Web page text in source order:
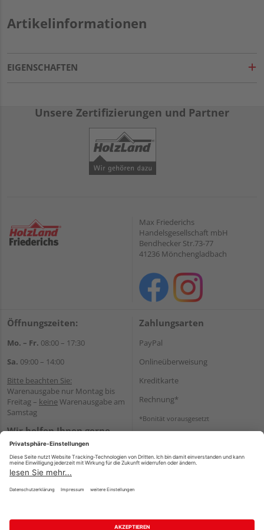
Artikelinformationen
EIGENSCHAFTEN
Unsere Zertifizierungen und Partner
Max Friederichs
Handelsgesellschaft mbH
Bendhecker Str.73-77
41236 Mönchengladbach
Öffnungszeiten:
Mo. – Fr. 08:00 – 17:30
Sa. 09:00 – 14:00
Bitte beachten Sie:
Warenausgabe nur Montag bis
Freitag – keineWarenausgabe am
Samstag
Wir helfen Ihnen gerne
weiter
Tel.:+49 2166 9199137
E-Mail:holzland-
shop@friederichs-gmbh.de
Zahlungsarten
PayPal
Onlineüberweisung
Kreditkarte
Rechnung*
*Bonität vorausgesetzt
Impressum AGB Widerruf Datenschutz